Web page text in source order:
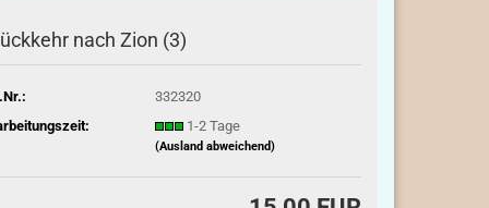
nach Zion (3)
332320
1-2 Tage
(Ausland abweichend)